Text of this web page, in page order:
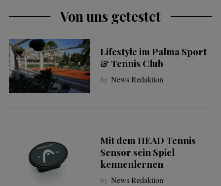
Von uns getestet
Lifestyle im Palma Sport
& Tennis Club
by News Redaktion
Mit dem HEAD Tennis
Sensor sein Spiel
kennenlernen
by News Redaktion